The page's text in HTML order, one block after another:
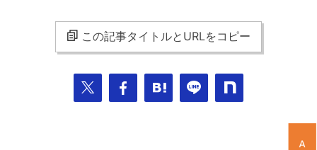
この記事タイトルとURLをコピー